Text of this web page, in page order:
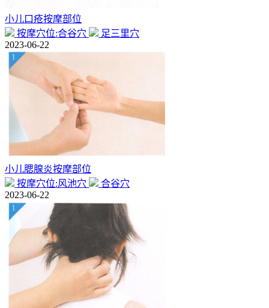
小儿口疮按摩部位
按摩穴位:合谷穴
足三里穴
2023-06-22
小儿腮腺炎按摩部位
按摩穴位:风池穴
合谷穴
2023-06-22